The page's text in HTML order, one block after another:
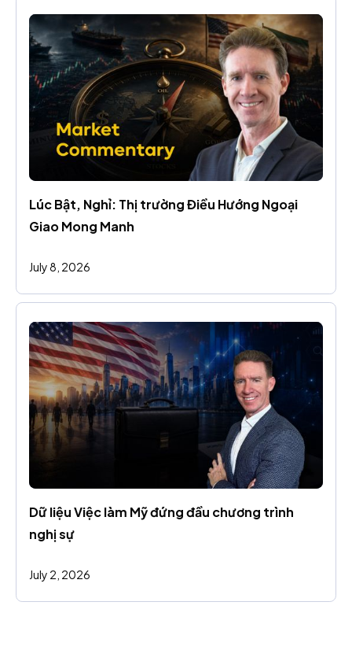
Lúc Bật, Nghỉ: Thị trường Điều Hướng Ngoại
Giao Mong Manh
July 8, 2026
Dữ liệu Việc làm Mỹ đứng đầu chương trình
nghị sự
July 2, 2026